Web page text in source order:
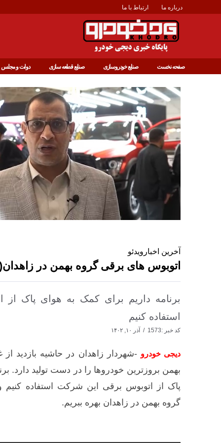
درباره ما ارتباط با ما
صفحه نخست صنایع خودروسازی صنایع قطعه سازی دولت و مجلس
آخرین اخبار ویدئو
اتوبوس های برقی گروه بهمن در
برنامه داریم برای کمک به هوای پاک
استفاده کنیم
کد خبر :1573 آذر ۱۰, ۱۴۰۲
دیجی خودرو -شهردار زاهدان در حاشیه بازدید
بهمن بروزترین خودروها را در دست تولید دارد.
پاک از اتوبوس برقی این شرکت استفاده
گروه بهمن در زاهدان بهره ببریم.